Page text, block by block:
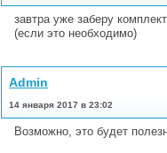
завтра уже заберу
(если это необходимо)
Admin
14 января 2017 в 23:02
Возможно, это будет